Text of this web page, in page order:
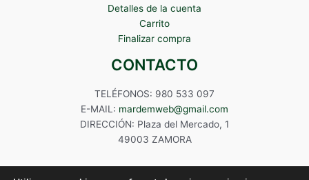
Detalles de la cuenta
Carrito
Finalizar compra
CONTACTO
TELÉFONOS: 980 533 097
E-MAIL: mardemweb@gmail.com
DIRECCIÓN: Plaza del Mercado, 1
49003 ZAMORA